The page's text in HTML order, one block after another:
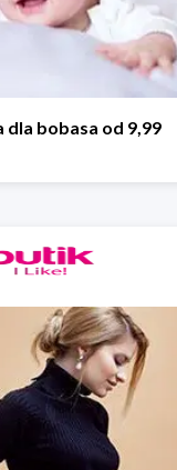
dla bobasa od 9,99